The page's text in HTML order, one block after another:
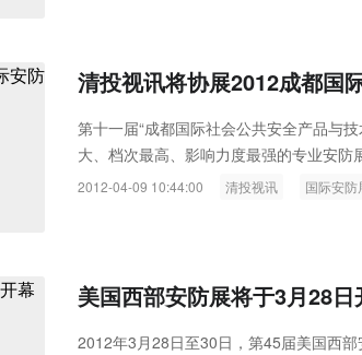
清投视讯将协展2012成都国
第十一届“成都国际社会公共安全产品与
大、档次最高、影响力度最强的专业安
康发展、技术交流和产品推广提供了广阔
2012-04-09 10:44:00 清投视讯 国际安防
美国西部安防展将于3月28日
2012年3月28日至30日，第45届美国西